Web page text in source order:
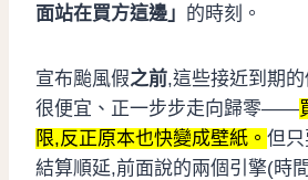
面站在買方這邊」 的時刻。
宣布颱風假之前,這些接近到期
很便宜、正一步步走向歸零——
限,反正原本也快變成壁紙。 但只
結算順延,前面說的兩個引擎(時